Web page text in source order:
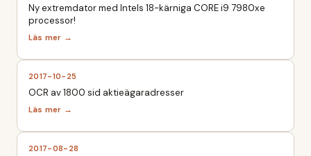
Ny extremdator med Intels 18-kärniga CORE i9 7980xe
processor!
2017-10-25
OCR av 1800 sid aktieägaradresser
2017-08-28